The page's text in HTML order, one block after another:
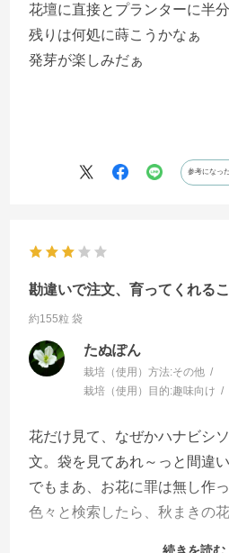
花壇に直接とプランターに半
残りは何処に蒔こうかなぁ
発芽が楽しみだぁ
参考になった
勘違いで注文、育ってくれる
約155粒 袋
たぬぽん
栽培（使用）方法:その他
栽培（使用）目的:趣味向け
花だけ見て、なぜかハナビシ
文。袋を見てあれ～っと間違
でもまあ、お花に罪は無し作
色々と検索したら、秋まきの